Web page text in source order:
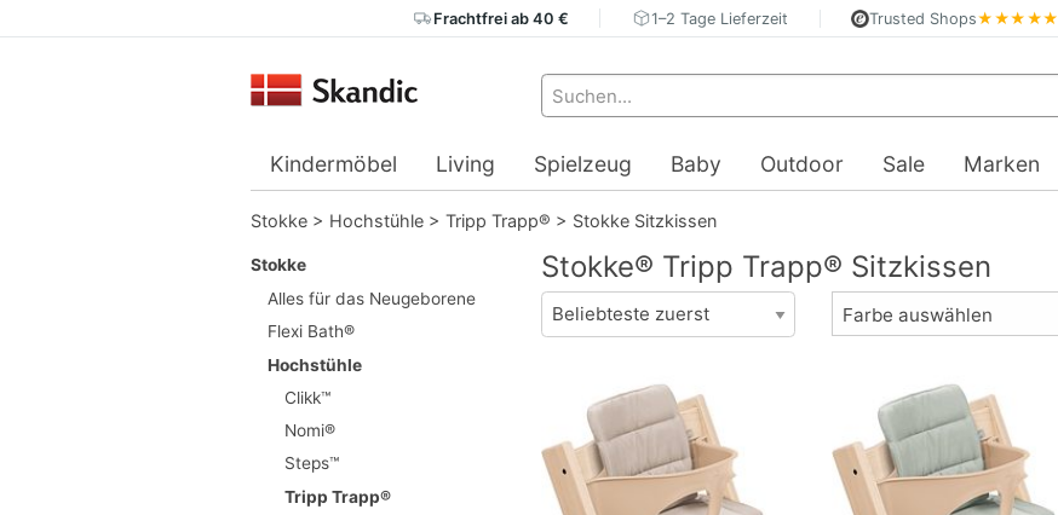
Frachtfrei ab 40 € 1–2 Tage Lieferzeit Trusted Shops★★★★★
Kindermöbel Living Spielzeug Baby Outdoor Sale Marken
Stokke > Hochstühle > Tripp Trapp® > Stokke Sitzkissen
Stokke
Alles für das Neugeborene
Flexi Bath®
Hochstühle
Clikk™
Nomi®
Steps™
Tripp Trapp®
Stokke® Tripp Trapp® Sitzkissen
Farbe auswählen